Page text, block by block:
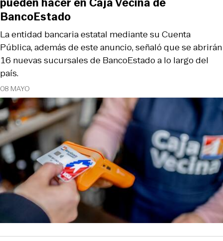
08 MAYO
La entidad bancaria estatal mediante su Cuenta
Pública, además de este anuncio, señaló que se abrirán
16 nuevas sucursales de BancoEstado a lo largo del
país.
BancoEstado